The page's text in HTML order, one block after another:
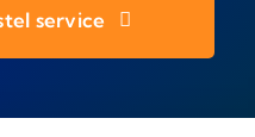
service